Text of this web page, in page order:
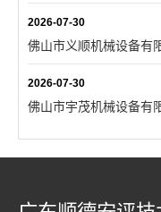
2026-07-30
佛山市义顺机械设备有
2026-07-30
佛山市宇茂机械设备有